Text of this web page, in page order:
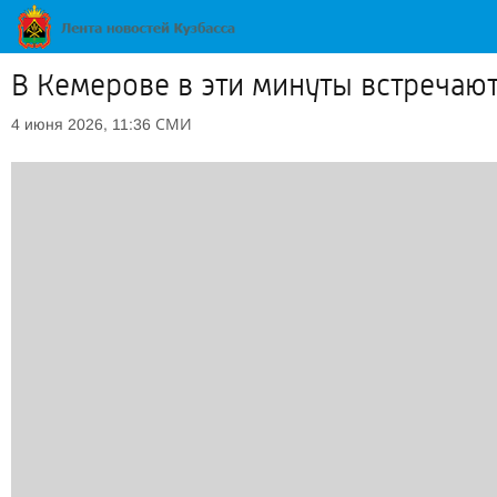
В Кемерове в эти минуты
4 июня 2026, 11:36 СМИ